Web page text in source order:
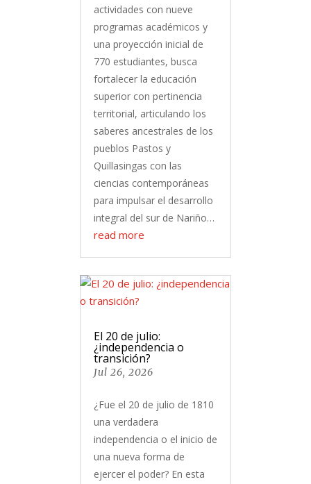
actividades con nueve
programas académicos y
una proyección inicial de
770 estudiantes, busca
fortalecer la educación
superior con pertinencia
territorial, articulando los
saberes ancestrales de los
pueblos Pastos y
Quillasingas con las
ciencias contemporáneas
para impulsar el desarrollo
integral del sur de Nariño…
read more
El 20 de julio:
¿independencia o
transición?
Jul 26, 2026
¿Fue el 20 de julio de 1810
una verdadera
independencia o el inicio de
una nueva forma de
ejercer el poder? En esta